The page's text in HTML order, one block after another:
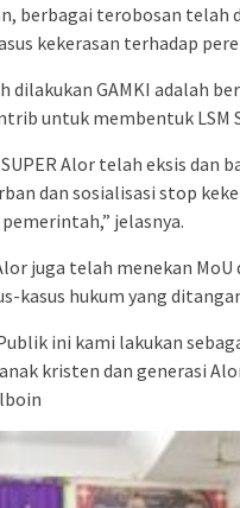
berbagai terobosan telah
kekerasan terhadap
dilakukan GAMKI adalah
untuk membentuk LSM
Alor telah eksis dan
dan sosialisasi stop
jelasnya.
juga telah menekan
kasus hukum yang
ini kami lakukan
kristen dan generasi